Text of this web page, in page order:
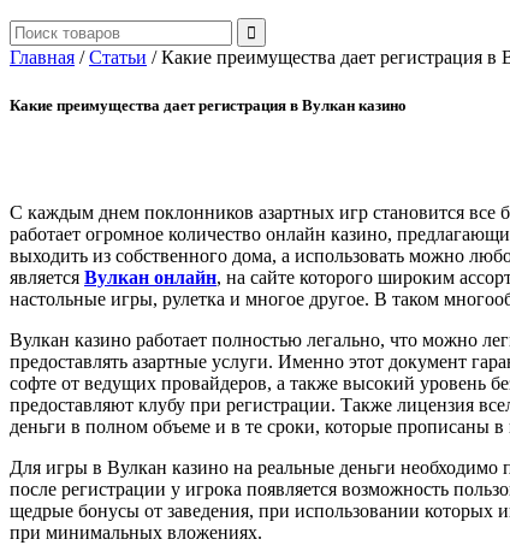
Главная /Статьи /Какие преимущества дает регистрация в
Какие преимущества дает регистрация в Вулкан казино
С каждым днем поклонников азартных игр становится все
работает огромное количество онлайн казино,
выходить из собственного дома, а использовать можно
является Вулкан онлайн, на сайте которого широким
настольные игры, рулетка и многое другое. В таком
Вулкан казино работает полностью легально, что можно
предоставлять азартные услуги. Именно этот документ
софте от ведущих провайдеров, а также высокий уровень
предоставляют клубу при регистрации. Также лицензия
деньги в полном объеме и в те сроки, которые прописаны в
Для игры в Вулкан казино на реальные деньги
после регистрации у игрока появляется возможность
щедрые бонусы от заведения, при использовании которых
при минимальных вложениях.